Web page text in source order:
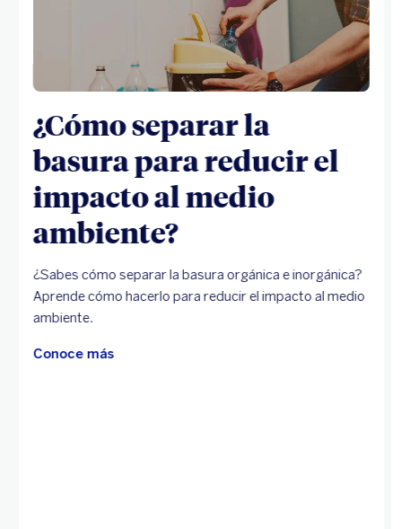
¿Cómo separar la
basura para reducir el
impacto al medio
ambiente?
¿Sabes cómo separar la basura orgánica e inorgánica?
Aprende cómo hacerlo para reducir el impacto al medio
ambiente.
Conoce más